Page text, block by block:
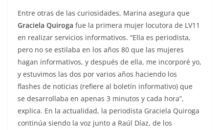
Entre otras de las curiosidades, Marina asegura que
Graciela Quiroga fue la primera mujer locutora de LV11
en realizar servicios informativos. “Ella es periodista,
pero no se estilaba en los años 80 que las mujeres
hagan informativos, y después de ella, me incorporé yo,
y estuvimos las dos por varios años haciendo los
flashes de noticias (refiere al boletín informativo) que
se desarrollaba en apenas 3 minutos y cada hora”,
explica. En la actualidad, la periodista Graciela Quiroga
continúa siendo la voz junto a Raúl Díaz, de los